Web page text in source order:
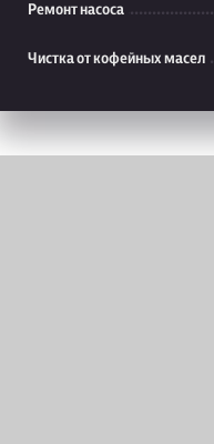
Ремонт насоса
Чистка от кофейных масел